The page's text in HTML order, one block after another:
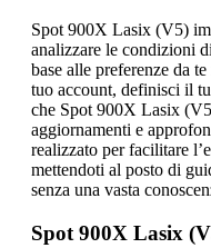
Spot 900X Lasix (V5)
analizzare le condizioni
base alle preferenze da
tuo account, definisci il
che Spot 900X Lasix
aggiornamenti e
realizzato per facilitare
mettendoti al posto di
senza una vasta
Spot 900X Lasix